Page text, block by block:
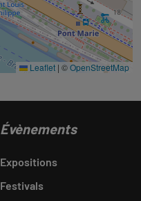
Leaflet | ©OpenStreetMap
Évènements
Expositions
Festivals